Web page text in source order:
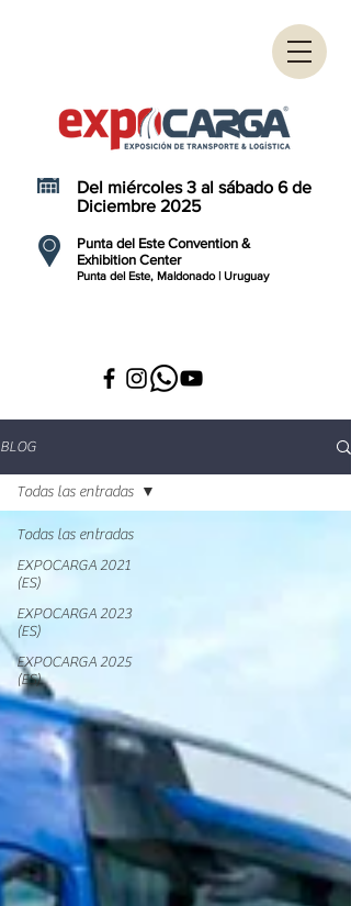
Punta del Este Convention &
Exhibition Center
Punta del Este, Maldonado | Uruguay
Del miércoles 3 al sábado 6 de
Diciembre 2025
BLOG
Todas las entradas
EXPOCARGA 2021
(ES)
EXPOCARGA 2023
(ES)
EXPOCARGA 2025
(ES)
Todas las entradas